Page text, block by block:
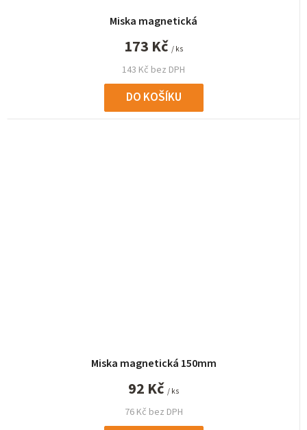
Miska magnetická
143 Kč bez DPH
173 Kč / ks
DO KOŠÍKU
Miska magnetická 150mm
76 Kč bez DPH
92 Kč / ks